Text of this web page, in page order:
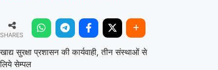
सुरक्षा
प्रशासन
की
SHARES
खाद्य सुरक्षा प्रशासन की कार्यवाही, तीन संस्थाओं से
लिये सेम्पल